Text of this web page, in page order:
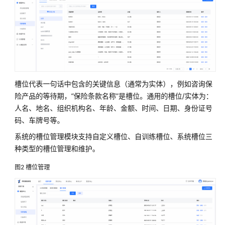
方
案
德
保
险
行
业
及
财
务
持
服
务
解
槽位代表一句话中包含的关键信息（通常为实体），例如咨询保
险产品的等待期，“保险条款名称”是槽位。通用的槽位/实体为：
人名、地名、组织机构名、年龄、金额、时间、日期、身份证号
码、车牌号等。
系统的槽位管理模块支持自定义槽位、自训练槽位、系统槽位三
种类型的槽位管理和维护。
图2 槽位管理